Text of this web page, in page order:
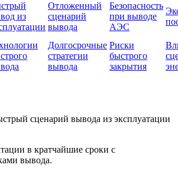
из
Отложенный
сценарий
вывода
Безопасность
при выводе
АЭС
Долгосрочные
стратегии
вывода
Риски
быстрого
закрытия
сценарий вывода из эксплуатации
в кратчайшие сроки с
вывода.